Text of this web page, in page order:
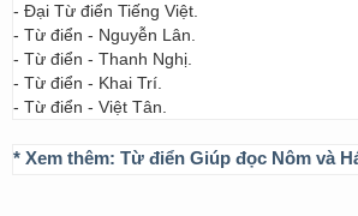
- Đại Từ điển Tiếng Việt.
- Từ điển - Nguyễn Lân.
- Từ điển - Thanh Nghị.
- Từ điển - Khai Trí.
- Từ điển - Việt Tân.
* Xem thêm: Từ điển Giúp đọc Nôm và